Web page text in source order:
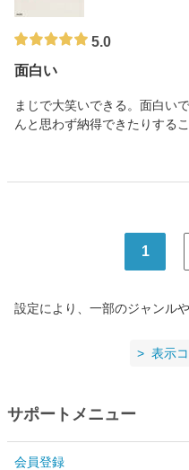
5.0
面白い
まじで大笑いできる。面白い
んと思わず納得できたりする
1
設定により、一部のジャンル
表示
サポートメニュー
会員登録